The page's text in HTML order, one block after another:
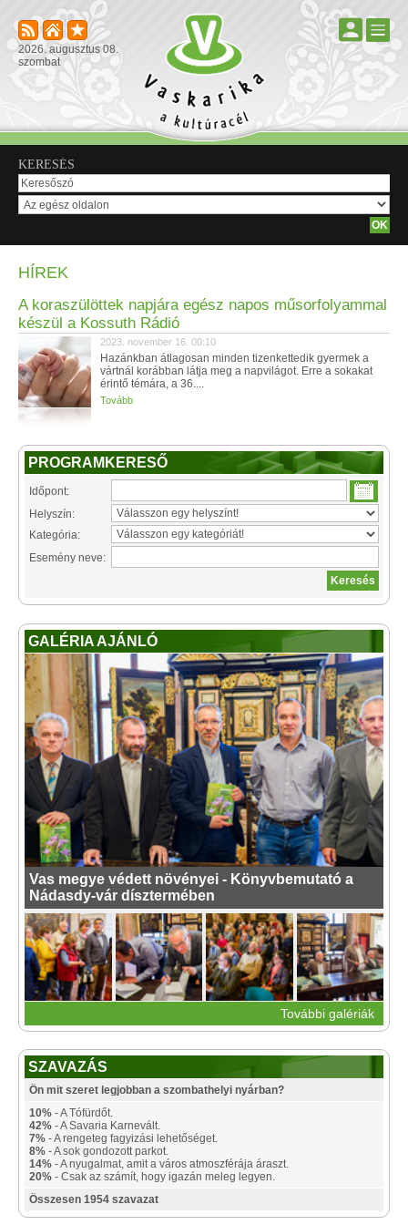
2026. augusztus 08.
szombat
KERESÉS
HÍREK
A koraszülöttek napjára egész napos műsorfolyammal
készül a Kossuth Rádió
2023. november 16. 00:10
Hazánkban átlagosan minden tizenkettedik gyermek a
vártnál korábban látja meg a napvilágot. Erre a sokakat
érintő témára, a 36....
Tovább
PROGRAMKERESŐ
Időpont:
Helyszín:
Kategória:
Esemény neve:
GALÉRIA AJÁNLÓ
Vas megye védett növényei - Könyvbemutató a
Nádasdy-vár dísztermében
További galériák
SZAVAZÁS
Ön mit szeret legjobban a szombathelyi nyárban?
10% - A Tófürdőt.
42% - A Savaria Karnevált.
7% - A rengeteg fagyizási lehetőséget.
8% - A sok gondozott parkot.
14% - A nyugalmat, amit a város atmoszférája áraszt.
20% - Csak az számít, hogy igazán meleg legyen.
Összesen 1954 szavazat